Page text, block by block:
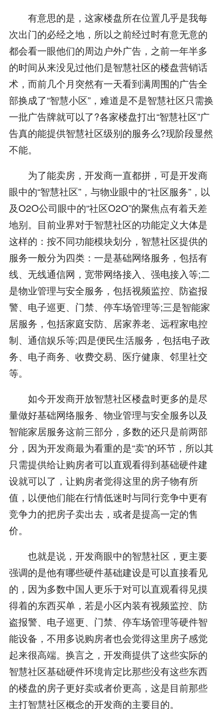
有意思的是，这家楼盘所在位置几乎是我每
次出门的必经之地，所以之前经过时有意无意的
都会看一眼他们的周边户外广告，之前一年半多
的时间从来没见过他们是智慧社区的楼盘营销话
术，而前几个月突然有一天看到满周围的广告全
部换成了“智慧小区”，难道是不是智慧社区只需换
一批广告牌就可以了?各家楼盘打出“智慧社区”广
告真的能提供智慧社区级别的服务么?现阶段显然
不能。
为了能卖房，开发商一直都拼，可是开发商
眼中的“智慧社区”，与物业眼中的“社区服务”，以
及O2O公司眼中的“社区O2O”的聚焦点有着天差
地别。目前业界对于智慧社区的功能定义大体是
这样的：按不同功能模块划分，智慧社区提供的
服务一般分为四类：一是基础网络服务，包括有
线、无线通信网，宽带网络接入、强电接入等;二
是物业管理与安全服务，包括视频监控、防盗报
警、电子巡更、门禁、停车场管理等;三是智能家
居服务，包括家庭安防、居家养老、远程家电控
制、通信娱乐等;四是便民生活服务，包括电子政
务、电子商务、收费交易、医疗健康、邻里社交
等。
如今开发商开放智慧社区楼盘时更多的是尽
量做好基础网络服务、物业管理与安全服务以及
智能家居服务这前三部分，多数的还只是前两部
分，因为开发商最为看重的是“卖”的环节，所以其
只需提供给让购房者可以直观看得到基础硬件建
设就可以了，让购房者觉得这里的房子物有所
值，以便他们能在行情低迷时与同行竞争中更有
竞争力的把房子卖出去，或者是提高一定的售
价。
也就是说，开发商眼中的智慧社区，更主要
强调的是他有哪些硬件基础建设是可以直接看见
的，因为多数中国人更乐于对可以直观看得见摸
得着的东西买单，若是小区内装有视频监控、防
盗报警、电子巡更、门禁、停车场管理等硬件智
能设备，不用多说购房者也会觉得这里房子感觉
起来很高端。换言之，开发商提供了这些实际的
智慧社区基础硬件环境肯定比那些没有这些东西
的楼盘的房子更好卖或者价更高，这是目前那些
主打智慧社区概念的开发商的主要目的。